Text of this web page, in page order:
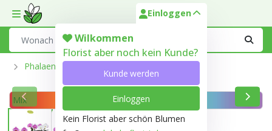
Toggle mobile menu
Einloggen
Wilkommen
Florist aber noch kein Kunde?
Kunde werden
Einloggen
Kein Florist aber schön Blumen
Phalaenopsis Aus Der Optiflor-Gärtnerei
Mix